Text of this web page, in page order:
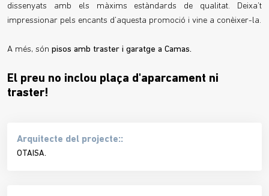
dissenyats amb els màxims estàndards de qualitat. Deixa’t
impressionar pels encants d’aquesta promoció i vine a conèixer-la.
A més, són pisos amb traster i garatge a Camas.
El preu no inclou plaça d'aparcament ni
traster!
Arquitecte del projecte::
OTAISA.